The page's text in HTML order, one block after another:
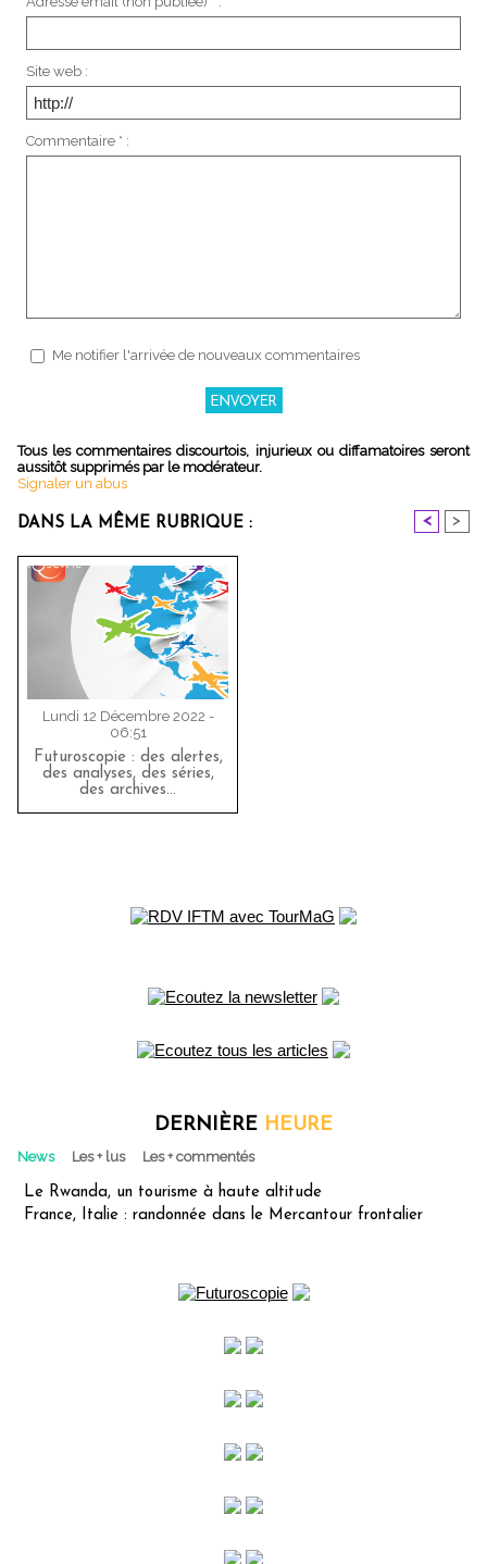
Site web :
Commentaire * :
Me notifier l'arrivée de nouveaux commentaires
Tous les commentaires discourtois, injurieux ou diffamatoires seront
aussitôt supprimés par le modérateur.
Signaler un abus
DANS LA MÊME RUBRIQUE : < >
Lundi 12 Décembre 2022 -
06:51
Futuroscopie : des alertes,
des analyses, des séries,
des archives…
DERNIÈRE HEURE
News Les + lus Les + commentés
Le Rwanda, un tourisme à haute altitude
France, Italie : randonnée dans le Mercantour frontalier